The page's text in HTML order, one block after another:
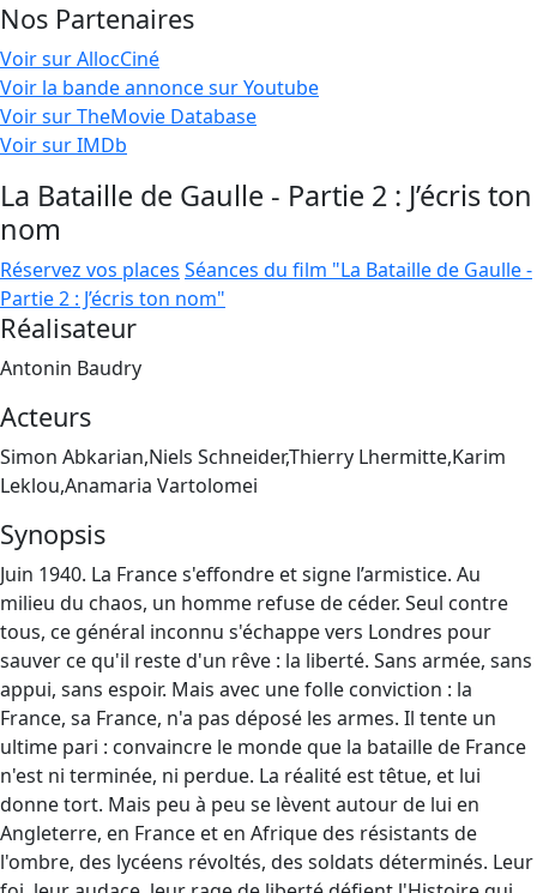
Nos Partenaires
Voir sur AllocCiné
Voir la bande annonce sur Youtube
Voir sur TheMovie Database
Voir sur IMDb
La Bataille de Gaulle - Partie 2 : J’écris ton
nom
Réservez vos places Séances du film "La Bataille de Gaulle -
Partie 2 : J’écris ton nom"
Réalisateur
Antonin Baudry
Acteurs
Simon Abkarian,Niels Schneider,Thierry Lhermitte,Karim
Leklou,Anamaria Vartolomei
Synopsis
Juin 1940. La France s'effondre et signe l’armistice. Au
milieu du chaos, un homme refuse de céder. Seul contre
tous, ce général inconnu s'échappe vers Londres pour
sauver ce qu'il reste d'un rêve : la liberté. Sans armée, sans
appui, sans espoir. Mais avec une folle conviction : la
France, sa France, n'a pas déposé les armes. Il tente un
ultime pari : convaincre le monde que la bataille de France
n'est ni terminée, ni perdue. La réalité est têtue, et lui
donne tort. Mais peu à peu se lèvent autour de lui en
Angleterre, en France et en Afrique des résistants de
l'ombre, des lycéens révoltés, des soldats déterminés. Leur